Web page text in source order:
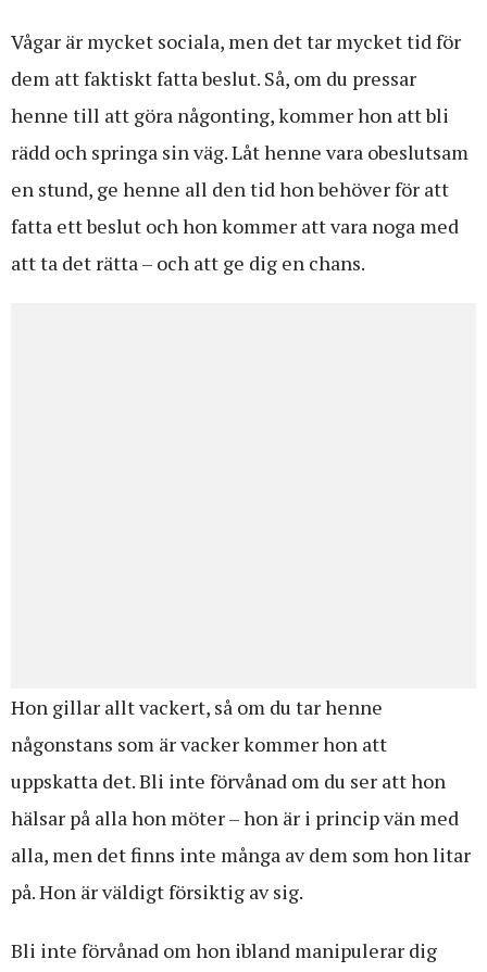
Vågar är mycket sociala, men det tar mycket tid för
dem att faktiskt fatta beslut. Så, om du pressar
henne till att göra någonting, kommer hon att bli
rädd och springa sin väg. Låt henne vara obeslutsam
en stund, ge henne all den tid hon behöver för att
fatta ett beslut och hon kommer att vara noga med
att ta det rätta – och att ge dig en chans.
Hon gillar allt vackert, så om du tar henne
någonstans som är vacker kommer hon att
uppskatta det. Bli inte förvånad om du ser att hon
hälsar på alla hon möter – hon är i princip vän med
alla, men det finns inte många av dem som hon litar
på. Hon är väldigt försiktig av sig.
Bli inte förvånad om hon ibland manipulerar dig